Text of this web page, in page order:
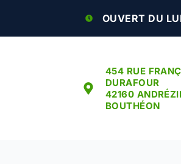
OUVERT DU
454 RUE
DURAFOUR
42160
BOUTHÉON